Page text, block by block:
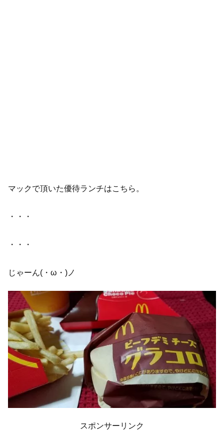
マックで頂いた優待ランチはこちら。
・・・
・・・
じゃーん(・ω・)ノ
スポンサーリンク